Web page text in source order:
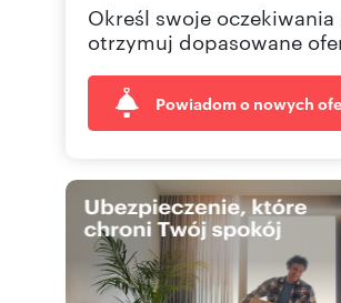
583 09 Pokaż telefon
Określ swoje oczekiwania
otrzymuj dopasowane
Powiadom o nowych